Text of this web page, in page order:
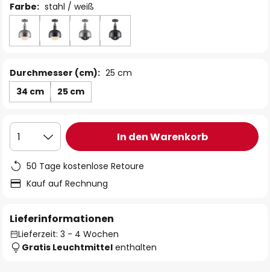
Farbe: stahl / weiß
Durchmesser (cm): 25 cm
34 cm
25 cm
1 In den Warenkorb
50 Tage kostenlose Retoure
Kauf auf Rechnung
Lieferinformationen
Lieferzeit: 3 - 4 Wochen
Gratis Leuchtmittel enthalten